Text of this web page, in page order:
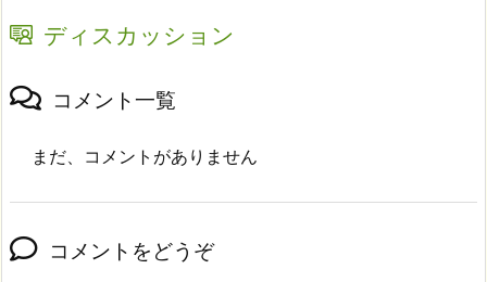
ディスカッション
コメント一覧
まだ、コメントがありません
コメントをどうぞ